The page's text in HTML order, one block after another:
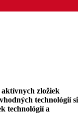
zložiek
technológií si
technológií a